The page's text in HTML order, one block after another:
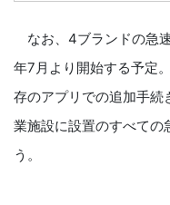
なお、4ブランドの急
年7月より開始する予定
存のアプリでの追加手続
業施設に設置のすべての
う。